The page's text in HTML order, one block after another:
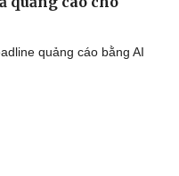
quảng cáo bằng AI